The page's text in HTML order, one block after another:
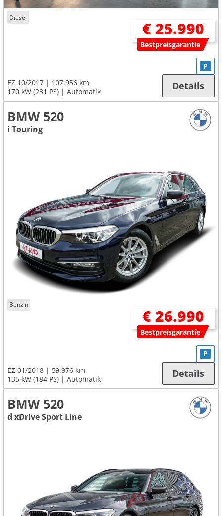
Diesel
€ 25.990
Bestpreisgarantie
EZ 10/2017
107.956 km
170 kW (231 PS)
Automatik
P
Details
BMW 520
i Touring
Benzin
€ 26.990
Bestpreisgarantie
EZ 01/2018
59.976 km
135 kW (184 PS)
Automatik
P
Details
BMW 520
d xDrive Sport Line